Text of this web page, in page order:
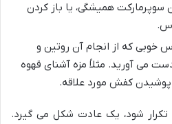
سوپرمارکت همیشگی، یا باز کردن
خوبی که از انجام آن روتین و
می آورید. مثلاً مزه آشنای قهوه
کفش مورد علاقه.
تکرار شود، یک عادت شکل می گیرد.